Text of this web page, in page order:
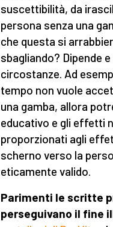
suscettibilità, da
persona senza una
che questa si
sbagliando? Dipende
circostanze. Ad
tempo non vuole
una gamba, allora
educativo e gli effetti
proporzionati agli
scherno verso la
eticamente valido.
Parimenti le scritte
perseguivano il fine